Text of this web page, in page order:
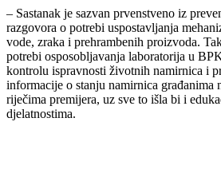
odudaraju od standarda koji se primjenjuju
čuti i na sastanku, kazao je premijer Nazif
– Sastanak je sazvan prvenstveno iz
razgovora o potrebi uspostavljanja
vode, zraka i prehrambenih proizvoda.
potrebi osposobljavanja laboratorija u
kontrolu ispravnosti životnih namirnica i